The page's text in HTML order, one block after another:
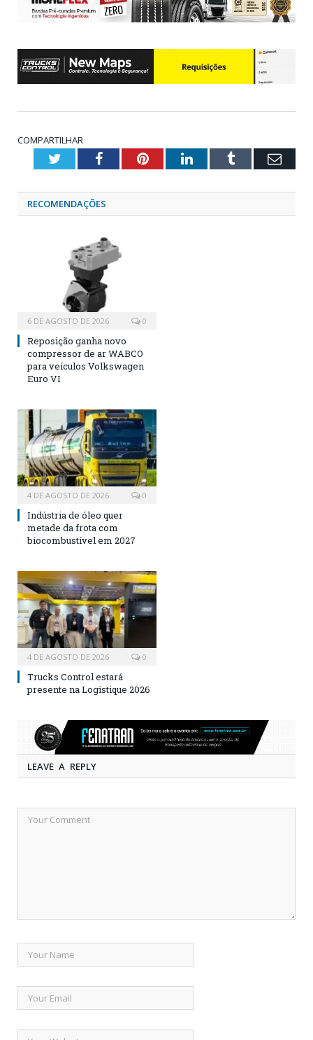
COMPARTILHAR
TwitterFacebookPinterestLinkedInTumblr
RECOMENDAÇÕES
6 DE AGOSTO DE 2026 0
Reposição ganha novo
compressor de ar WABCO
para veículos Volkswagen
Euro VI
4 DE AGOSTO DE 2026 0
Indústria de óleo quer
metade da frota com
biocombustível em 2027
4 DE AGOSTO DE 2026 0
Trucks Control estará
presente na Logistique 2026
LEAVE A REPLY